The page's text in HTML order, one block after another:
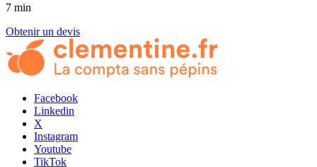
7 min
Obtenir un devis
Facebook
Linkedin
X
Instagram
Youtube
TikTok